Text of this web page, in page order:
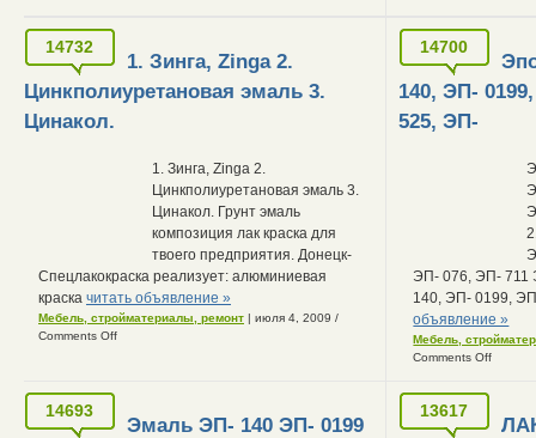
14732
1. Зинга, Zinga 2.
Цинкполиуретановая эмаль 3.
Цинакол.
1. Зинга, Zinga 2.
Цинкполиуретановая эмаль 3.
Цинакол. Грунт эмаль
композиция лак краска для
твоего предприятия. Донецк-
Спецлакокраска реализует: алюминиевая
краска читать объявление »
Мебель, стройматериалы, ремонт | июля 4, 2009 /
Comments Off
14700
140, ЭП-
525, ЭП-
ЭП- 076, ЭП-
140, ЭП- 0199,
объявление »
Мебель,
Comments Off
14693
Эмаль ЭП- 140 ЭП- 0199
13617